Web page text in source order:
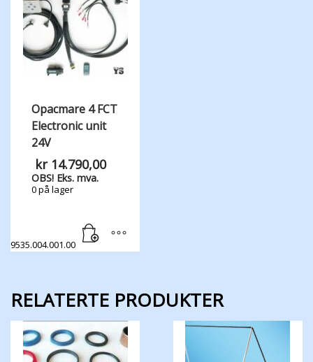
Opacmare 4 FCT
Electronic unit
24V
kr14.790,00
OBS! Eks. mva.
0 på lager
9535.004.001.00
RELATERTE PRODUKTER